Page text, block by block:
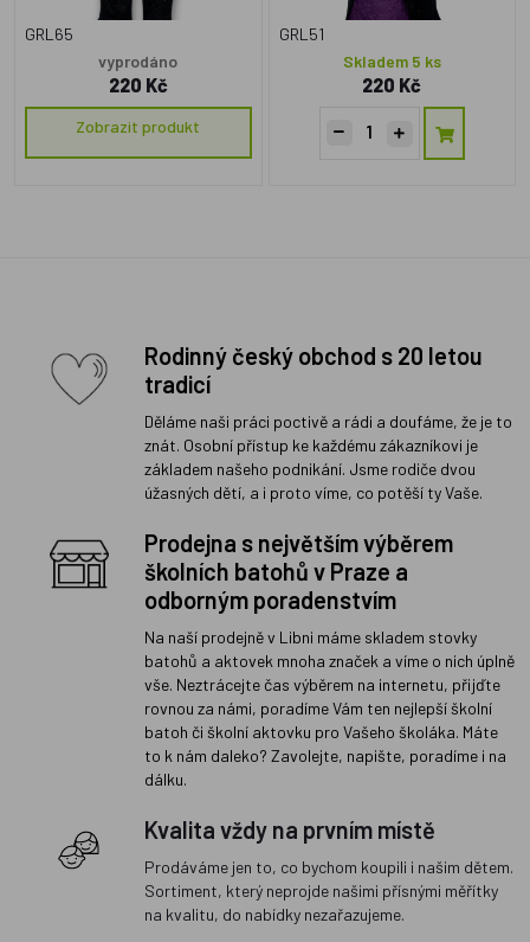
GRL65
vyprodáno
220 Kč
Zobrazit produkt
GRL51
Skladem 5 ks
220 Kč
Rodinný český obchod s 20 letou
tradicí
Děláme naši práci poctivě a rádi a doufáme, že je to
znát. Osobní přístup ke každému zákazníkovi je
základem našeho podnikání. Jsme rodiče dvou
úžasných dětí, a i proto víme, co potěší ty Vaše.
Prodejna s největším výběrem
školních batohů v Praze a
odborným poradenstvím
Na naší prodejně v Libni máme skladem stovky
batohů a aktovek mnoha značek a víme o nich úplně
vše. Neztrácejte čas výběrem na internetu, přijďte
rovnou za námi, poradíme Vám ten nejlepší školní
batoh či školní aktovku pro Vašeho školáka. Máte
to k nám daleko? Zavolejte, napište, poradíme i na
dálku.
Kvalita vždy na prvním místě
Prodáváme jen to, co bychom koupili i našim dětem.
Sortiment, který neprojde našimi přísnými měřítky
na kvalitu, do nabídky nezařazujeme.